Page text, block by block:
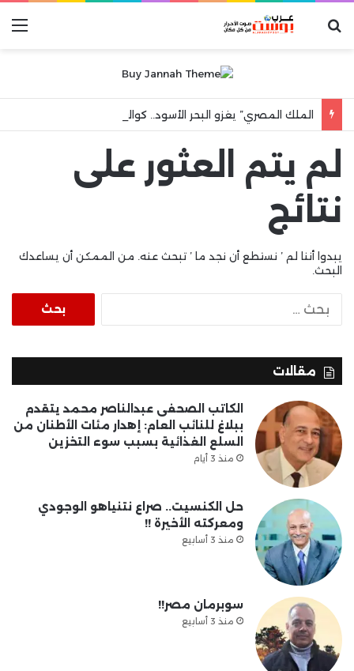
بحث عن
لم يتم العثور على
نتائج
يبدوا أننا لم ’ نستطع أن نجد ما ’ تبحث عنه. من الممكن أن يساعدك
البحث.
مقالات
الكاتب الصحفى عبدالناصر محمد يتقدم
ببلاغ للنائب العام: إهدار مئات الأطنان من
السلع الغذائية بسبب سوء التخزين
منذ 3 أيام
حل الكنسيت.. صراع نتنياهو الوجودي
ومعركته الأخيرة !!
منذ 3 أسابيع
سوبرمان مصر!!
منذ 3 أسابيع